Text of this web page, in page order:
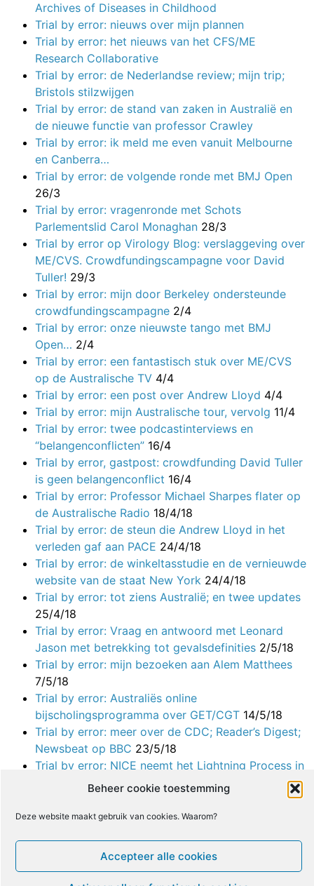
Beheer cookie toestemming
Deze website maakt gebruik van cookies. Waarom?
Accepteer alle cookies
Archives of Diseases in Childhood
Trial by error: nieuws over mijn plannen
Trial by error: het nieuws van het CFS/ME
Research Collaborative
Trial by error: de Nederlandse review; mijn trip;
Bristols stilzwijgen
Trial by error: de stand van zaken in Australië en
de nieuwe functie van professor Crawley
Trial by error: ik meld me even vanuit Melbourne
en Canberra…
Trial by error: de volgende ronde met BMJ Open
26/3
Trial by error: vragenronde met Schots
Parlementslid Carol Monaghan 28/3
Trial by error op Virology Blog: verslaggeving over
ME/CVS. Crowdfundingscampagne voor David
Tuller! 29/3
Trial by error: mijn door Berkeley ondersteunde
crowdfundingscampagne 2/4
Trial by error: onze nieuwste tango met BMJ
Open… 2/4
Trial by error: een fantastisch stuk over ME/CVS
op de Australische TV 4/4
Trial by error: een post over Andrew Lloyd 4/4
Trial by error: mijn Australische tour, vervolg 11/4
Trial by error: twee podcastinterviews en
“belangenconflicten” 16/4
Trial by error, gastpost: crowdfunding David Tuller
is geen belangenconflict 16/4
Trial by error: Professor Michael Sharpes flater op
de Australische Radio 18/4/18
Trial by error: de steun die Andrew Lloyd in het
verleden gaf aan PACE 24/4/18
Trial by error: de winkeltasstudie en de vernieuwde
website van de staat New York 24/4/18
Trial by error: tot ziens Australië; en twee updates
25/4/18
Trial by error: Vraag en antwoord met Leonard
Jason met betrekking tot gevalsdefinities 2/5/18
Trial by error: mijn bezoeken aan Alem Matthees
7/5/18
Trial by error: Australiës online
bijscholingsprogramma over GET/CGT 14/5/18
Trial by error: meer over de CDC; Reader’s Digest;
Newsbeat op BBC 23/5/18
Trial by error: NICE neemt het Lightning Process in
beschouwing 28/5/18
Trial by error: mijn woordenwisseling met de
hoofdonderzoekers van PACE, in NY Times in 2011
Trial by error: BMJ “onderzoekt” nog steeds de
paper over het Lightning Process